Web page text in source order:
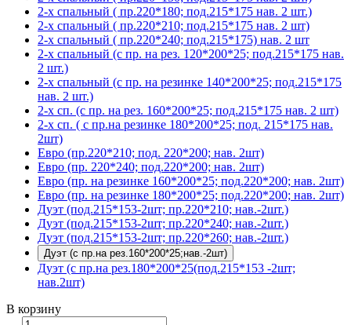
2-х спальный ( пр.220*180; под.215*175 нав. 2 шт.)
2-х спальный ( пр.220*210; под.215*175 нав. 2 шт)
2-х спальный ( пр.220*240; под.215*175) нав. 2 шт
2-х спальный (с пр. на рез. 120*200*25; под.215*175 нав.
2 шт.)
2-х спальный (с пр. на резинке 140*200*25; под.215*175
нав. 2 шт.)
2-х сп. (с пр. на рез. 160*200*25; под.215*175 нав. 2 шт)
2-х сп. ( с пр.на резинке 180*200*25; под. 215*175 нав.
2шт)
Евро (пр.220*210; под. 220*200; нав. 2шт)
Евро (пр. 220*240; под.220*200; нав. 2шт)
Евро (пр. на резинке 160*200*25; под.220*200; нав. 2шт)
Евро (пр. на резинке 180*200*25; под.220*200; нав. 2шт)
Дуэт (под.215*153-2шт; пр.220*210; нав.-2шт.)
Дуэт (под.215*153-2шт; пр.220*240; нав.-2шт.)
Дуэт (под.215*153-2шт; пр.220*260; нав.-2шт.)
Дуэт (с пр.на рез.160*200*25;нав.-2шт)
Дуэт (с пр.на рез.180*200*25(под.215*153 -2шт;
нав.2шт)
В корзину